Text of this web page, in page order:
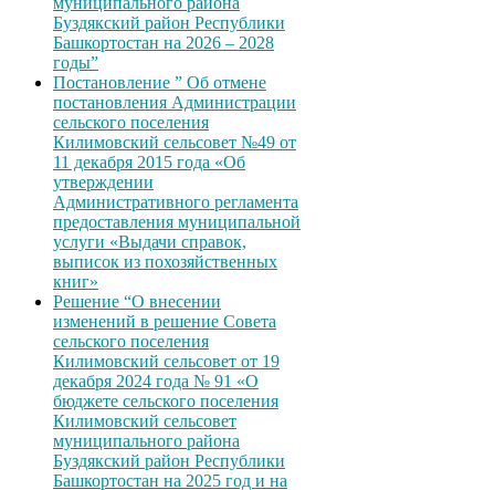
Буздякский район Республики
Башкортостан на 2026 – 2028
годы”
Постановление ” Об отмене
постановления Администрации
сельского поселения
Килимовский сельсовет №49 от
11 декабря 2015 года «Об
утверждении
Административного регламента
предоставления муниципальной
услуги «Выдачи справок,
выписок из похозяйственных
книг»
Решение “О внесении
изменений в решение Совета
сельского поселения
Килимовский сельсовет от 19
декабря 2024 года № 91 «О
бюджете сельского поселения
Килимовский сельсовет
муниципального района
Буздякский район Республики
Башкортостан на 2025 год и на